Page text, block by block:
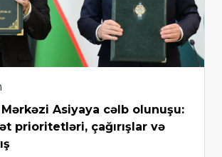
Mərkəzi Asiyaya cəlb olunuşu:
prioritetləri, çağırışlar və